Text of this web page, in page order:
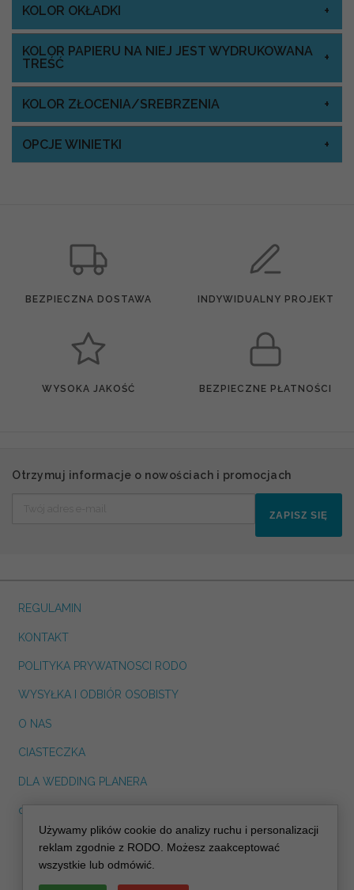
KOLOR OKŁADKI
KOLOR PAPIERU NA NIEJ JEST WYDRUKOWANA
TREŚĆ
KOLOR ZŁOCENIA/SREBRZENIA
OPCJE WINIETKI
BEZPIECZNA DOSTAWA INDYWIDUALNY PROJEKT
WYSOKA JAKOŚĆ BEZPIECZNE PŁATNOŚCI
Otrzymuj informacje o nowościach i promocjach
ZAPISZ SIĘ
REGULAMIN
KONTAKT
POLITYKA PRYWATNOSCI RODO
WYSYŁKA I ODBIÓR OSOBISTY
O NAS
CIASTECZKA
DLA WEDDING PLANERA
dreskot.com
info@decoris.pl
Używamy plików cookie do analizy ruchu i personalizacji
reklam zgodnie z RODO. Możesz zaakceptować
wszystkie lub odmówić.